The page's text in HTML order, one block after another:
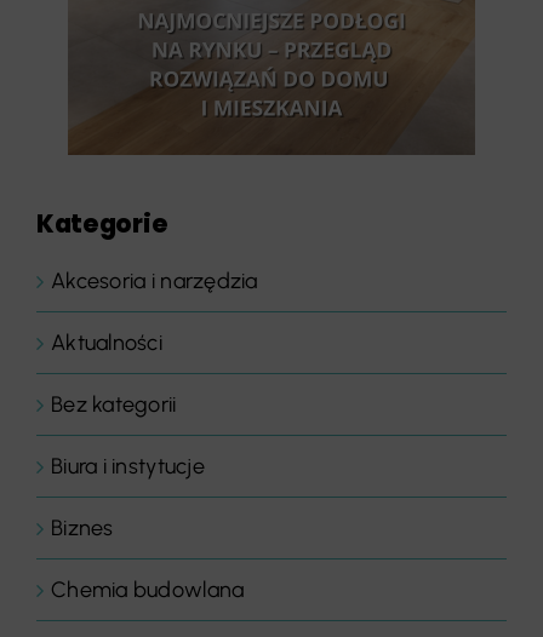
Kategorie
Akcesoria i narzędzia
Aktualności
Bez kategorii
Biura i instytucje
Biznes
Chemia budowlana